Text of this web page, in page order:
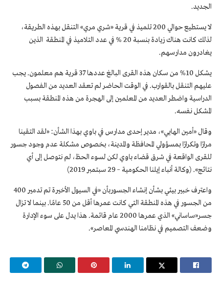
الجديد.
لا يستطيع حوالي 200 تلميذ في قرية «شري مري» التنقل بهذه الطريقة،
لذلك كانت هناك زيادة بنسبة 20 % في عدد التلاميذ في المنطقة الذين
يغادرون مدارسهم.
يشكل 10% من سكان هذه القرى البالغ عددها 37 قرية هم معلمون. يجب
عليهم التنقل بالقوارب. في الوقت الحاضر لم تعقد العديد من الفصول
الدراسية واضطر العديد من المعلمين إلى الهجرة من هذه المنطقة بسبب
المشكل نفسه.
وقال «أمين الهايي»، مدير إحدى مدارس في باوي بهذا الشأن: «لقد التقينا
مرارًا وتكرارًا بمسؤولي المحافظة والمدينة، بخصوص مشكلة عدم وجود جسور
للقرى الواقعة في شرق قضاء باوي لكن لسوء الحظ، لم نتوصل إلى أي
نتائج». (وكالة أنباء إيلنا الحكومية – 29 سبتمبر 2019)
واعترف خبير بيئي بشأن إنشاء الجسوربأن «في السيول الأخيرة تم تدمير 400
من الجسور في هذه المنطقة التي كانت عمرها أقل من 50 عامًا. بينما لا تزال
جسر«ساساني» الذي عمرها 2000 عام قائمة. هذا يدل على سوء الإدارة
وضعف التصميم في نظامنا الهندسي المعاصر».